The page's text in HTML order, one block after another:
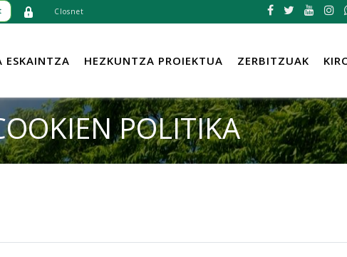
Closnet
ESKAINTZA HEZKUNTZA PROIEKTUA ZERBITZUAK
POLITIKA